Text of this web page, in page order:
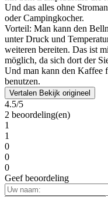
Und das alles ohne
oder Campingkocher.
Vorteil: Man kann den
unter Druck und
weiteren bereiten. Das ist
möglich, da sich dort der
Und man kann den Kaffee
benutzen.
Vertalen Bekijk origineel
4.5/5
2 beoordeling(en)
1
1
0
0
0
Geef beoordeling